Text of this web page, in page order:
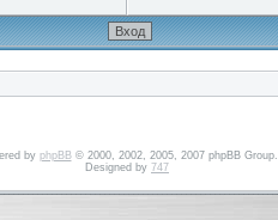
by phpBB© 2000, 2002, 2005, 2007 phpBB Group.
Designed by 747